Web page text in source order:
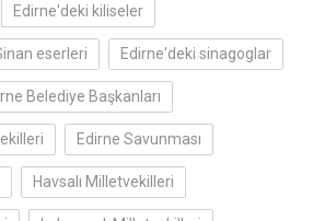
Edirne'deki kiliseler
eserleri Edirne'deki sinagoglar
Belediye Başkanları
Edirne Savunması
Havsalı Milletvekilleri